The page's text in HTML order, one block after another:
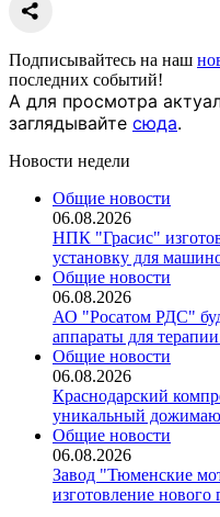
Подписывайтесь на наш
последних событий!
А для просмотра
заглядывайте сюда.
Новости недели
Общие новости
06.08.2026
НПК "Грасис"
установку для
Общие новости
06.08.2026
АО "Росатом РДС"
аппараты для
Общие новости
06.08.2026
Краснодарский
уникальный
Общие новости
06.08.2026
Завод "Тюменские
изготовление нового